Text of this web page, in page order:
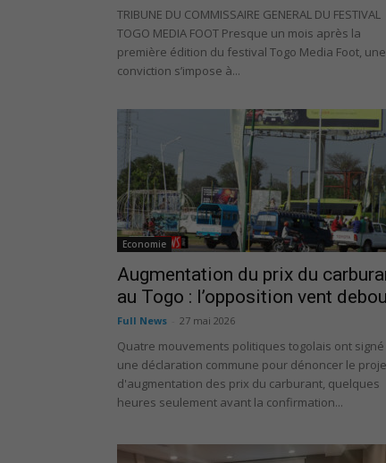
TRIBUNE DU COMMISSAIRE GENERAL DU FESTIVAL
TOGO MEDIA FOOT Presque un mois après la
première édition du festival Togo Media Foot, une
conviction s’impose à...
Economie
Augmentation du prix du
au Togo : l’opposition vent
Full News 27 mai 2026
Quatre mouvements politiques togolais ont signé
une déclaration commune pour dénoncer le
d'augmentation des prix du carburant, quelques
heures seulement avant la confirmation...